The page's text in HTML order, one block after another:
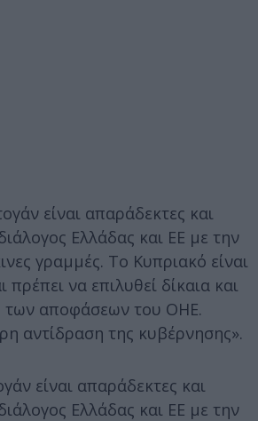
είναι απαράδεκτες και
Ελλάδας και ΕΕ με την
γραμμές. Το Κυπριακό είναι
πρέπει να επιλυθεί δίκαια και
των αποφάσεων του ΟΗΕ.
αντίδραση της κυβέρνησης».
είναι απαράδεκτες και
Ελλάδας και ΕΕ με την